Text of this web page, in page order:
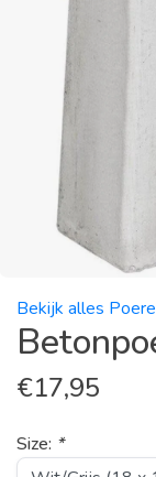
Bekijk alles
€17,95
Size: *